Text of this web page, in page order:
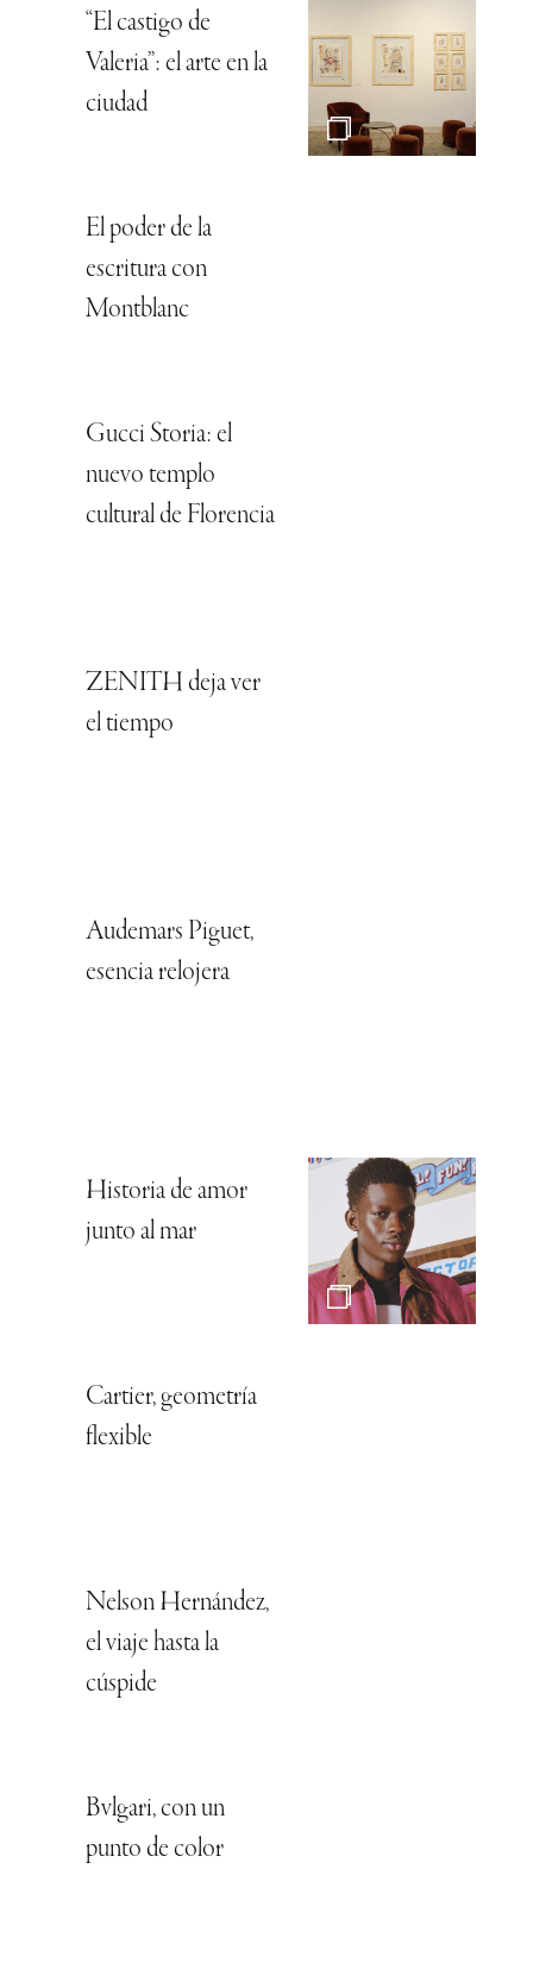
“El castigo de
Valeria”: el arte en la
ciudad
El poder de la
escritura con
Montblanc
Gucci Storia: el
nuevo templo
cultural de Florencia
ZENITH deja ver
el tiempo
Audemars Piguet,
esencia relojera
Historia de amor
junto al mar
Cartier, geometría
flexible
Nelson Hernández,
el viaje hasta la
cúspide
Bvlgari, con un
punto de color